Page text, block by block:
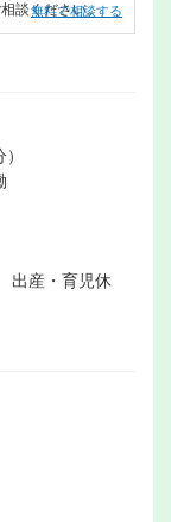
談ください。
無料で相談する
産・育児休